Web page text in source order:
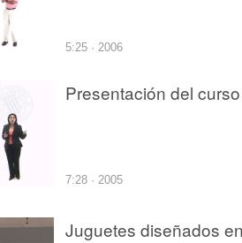
5:25 · 2006
Presentación del curso
7:28 · 2005
Juguetes diseñados